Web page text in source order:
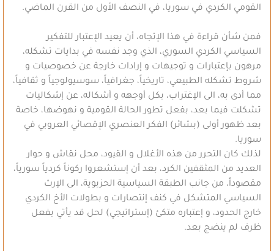
القومي الكردي في سوريا، في النصف الأول من القرن الماضي.
فمن شأن قراءة في هذا الإتجاه، أن يعيد الإعتبار للتفكير
السياسي الكردي السوري، الذي وجد نفسه في بدايات تشكله،
مرهون بإعتبارات و توجيهات و إرادات خارجة عن خصوصيات و
شروط تشكله الطبيعي، تاريخياً، جغرافياً، سوسيولوجياً و ثقافياً،
مما أدى به، الى الإغتراب، بكل أوجهه و أشكاله، عن إشكاليات
تشكلت فيما بعد، بفعل تطور الحالة القومية و نهوضها، خاصة
بعد ظهور أولى (بشائر) الفكر العنصري الإقصائي العروبي في
سوريا.
لذلك كان التحرر من هذه الأغلال و القيود، محل نقاش و حوار
العديد من المثقفين الكرد، بعد أن إستشعروا ركوناً كردياً سورياً،
مقصوداً، من جانب الطبقة السياسية الحزبوية، الى الإرث
السياسي المتشكل في كنف إنتصارات و بطولات الأخ الكردي
خارج الحدود، و إعتباره متكئ (إستراتيجي) لحل قد يأتي بفعل
ظرف لم ينضج بعد.